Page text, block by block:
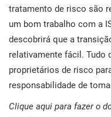
tratamento de risco são
um bom trabalho com a
descobrirá que a
relativamente fácil. Tudo
proprietários de risco
responsabilidade de
Clique aqui para fazer o